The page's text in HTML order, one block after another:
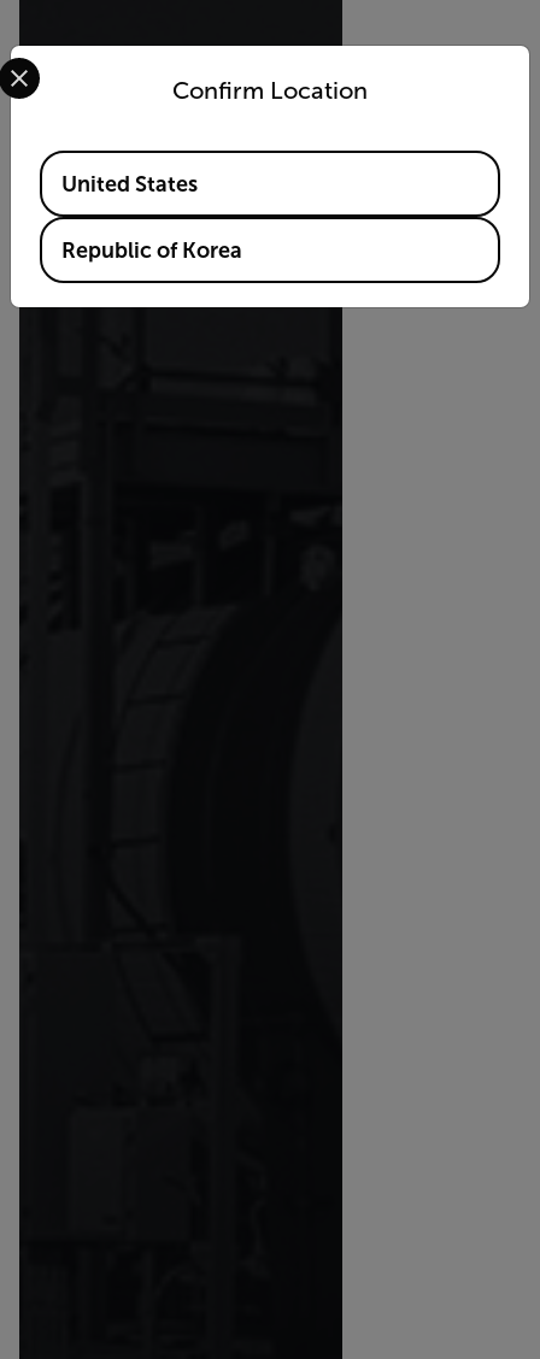
Confirm Location
Select your preferred country and language from the
Available Locations
United States
Republic of Korea